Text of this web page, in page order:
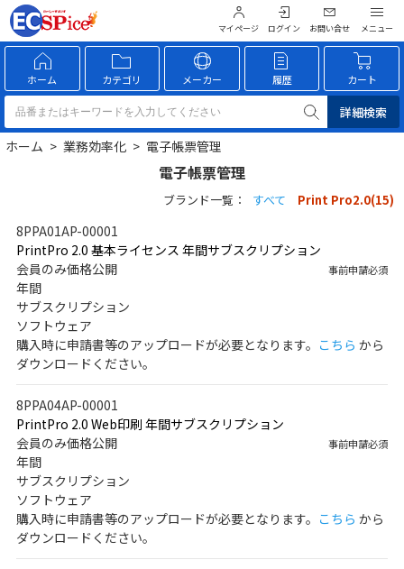
マイページ ログイン お問い合せ
ホーム カテゴリ メーカー 履歴 カート
詳細検索
ホーム > 業務効率化 > 電子帳票管理
電子帳票管理
ブランド一覧： すべて Print Pro2.0(15)
8PPA01AP-00001
PrintPro 2.0 基本ライセンス 年間サブスクリプション
会員のみ価格公開
事前申請必須
年間
サブスクリプション
ソフトウェア
購入時に申請書等のアップロードが必要となります。 こちら から
ダウンロードください。
8PPA04AP-00001
PrintPro 2.0 Web印刷 年間サブスクリプション
会員のみ価格公開
事前申請必須
年間
サブスクリプション
ソフトウェア
購入時に申請書等のアップロードが必要となります。 こちら から
ダウンロードください。